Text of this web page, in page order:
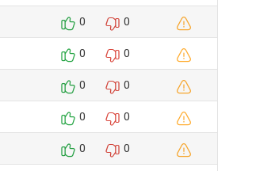
0 0
0 0
0 0
0 0
0 0